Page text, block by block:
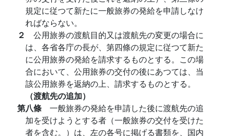
規定に従つて新たに一般旅券の発給を申請しなけ
ればならない。
２ 公用旅券の渡航目的又は渡航先の変更の場合に
は、各省各庁の長が、第四條の規定に従つて新た
に公用旅券の発給を請求するものとする。この場
合において、公用旅券の交付の後にあつては、当
該公用旅券を返納の上、請求するものとする。
（渡航先の追加）
第八條 一般旅券の発給を申請した後に渡航先の追
加を受けようとする者（一般旅券の交付を受けた
者を含む。）は、左の各号に掲げる書類を、国内